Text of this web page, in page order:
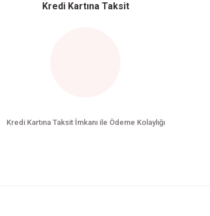
Kredi Kartına Taksit
Kredi Kartına Taksit İmkanı ile Ödeme Kolaylığı